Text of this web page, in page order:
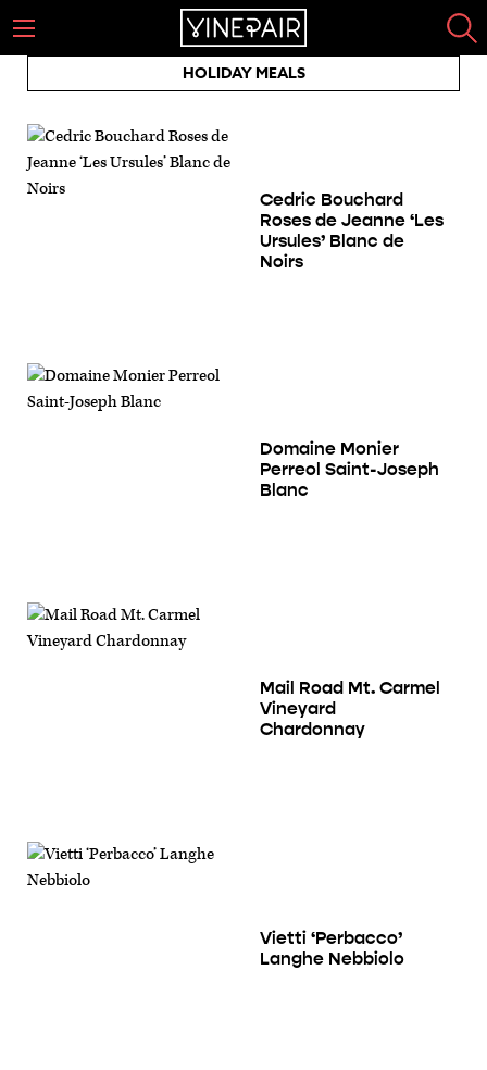
HOLIDAY MEALS
Cedric Bouchard
Roses de Jeanne ‘Les
Ursules’ Blanc de
Noirs
Domaine Monier
Perreol Saint-Joseph
Blanc
Mail Road Mt. Carmel
Vineyard
Chardonnay
Vietti ‘Perbacco’
Langhe Nebbiolo